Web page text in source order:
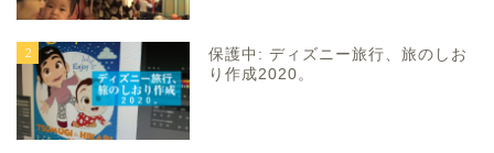
2
保護中: ディズニー旅行、旅のしお
り作成2020。